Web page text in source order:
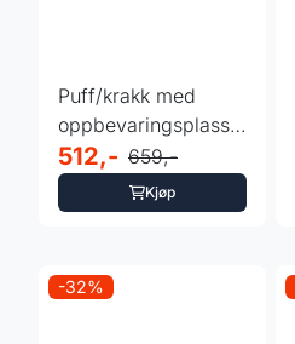
Puff/krakk med
oppbevaringsplass
40x40x40 cm - sort
512,- 659,-
Kjøp
-32%